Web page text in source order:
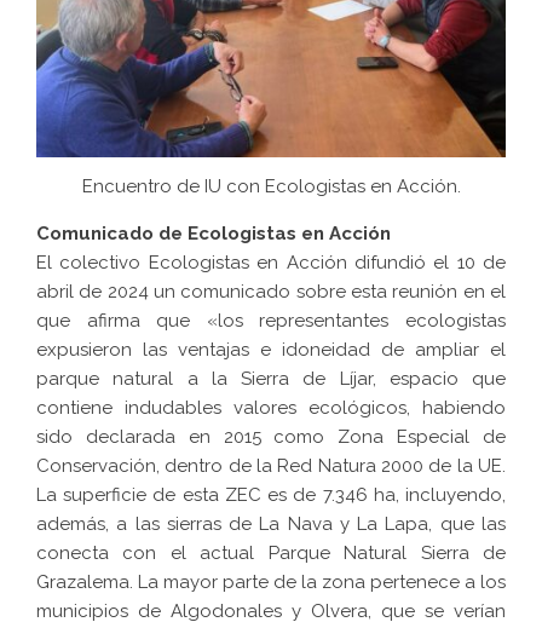
Encuentro de IU con Ecologistas en Acción.
Comunicado de Ecologistas en Acción
El colectivo Ecologistas en Acción difundió el 10 de
abril de 2024 un comunicado sobre esta reunión en el
que afirma que «los representantes ecologistas
expusieron las ventajas e idoneidad de ampliar el
parque natural a la Sierra de Líjar, espacio que
contiene indudables valores ecológicos, habiendo
sido declarada en 2015 como Zona Especial de
Conservación, dentro de la Red Natura 2000 de la UE.
La superficie de esta ZEC es de 7.346 ha, incluyendo,
además, a las sierras de La Nava y La Lapa, que las
conecta con el actual Parque Natural Sierra de
Grazalema. La mayor parte de la zona pertenece a los
municipios de Algodonales y Olvera, que se verían